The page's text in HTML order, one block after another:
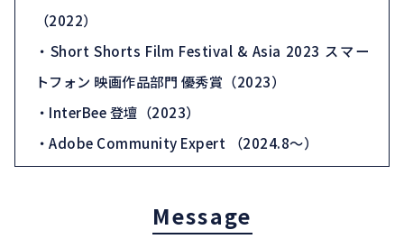
（2022）
・Short Shorts Film Festival & Asia 2023 スマー
トフォン 映画作品部門 優秀賞（2023）
・InterBee 登壇（2023）
・Adobe Community Expert （2024.8〜）
Message